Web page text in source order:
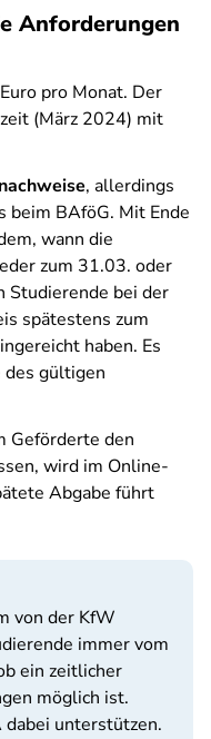
Anforderungen
pro Monat. Der
(März 2024) mit
, allerdings
beim BAföG. Mit Ende
wann die
zum 31.03. oder
Studierende bei der
spätestens zum
haben. Es
des gültigen
Geförderte den
wird im Online-
Abgabe führt
von der KfW
immer vom
ein zeitlicher
möglich ist.
unterstützen.